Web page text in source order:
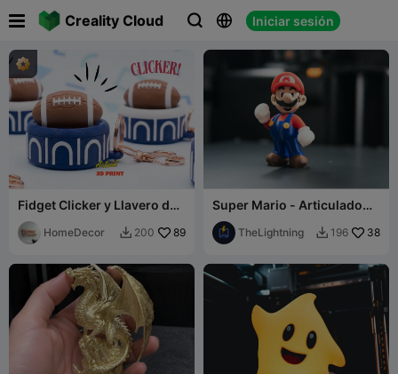
Creality Cloud   Iniciar sesión
 
Fidget Clicker y Llavero del
Super Bowl
HomeDecor  200 89
Super Mario - Articulado
Multicolor
TheLightning  196 38